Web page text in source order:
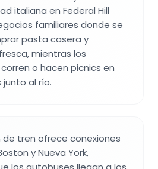
italiana en Federal Hill
familiares donde se
pasta casera y
mientras los
o hacen picnics en
al río.
de tren ofrece conexiones
y Nueva York,